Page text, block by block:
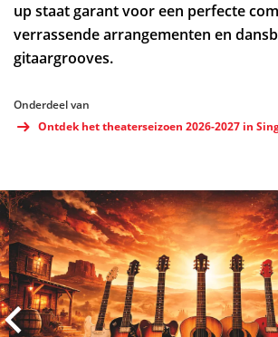
up staat garant voor een perfecte
verrassende arrangementen en
gitaargrooves.
Onderdeel van
Ontdek het theaterseizoen 2026-2027 in
Overslaan